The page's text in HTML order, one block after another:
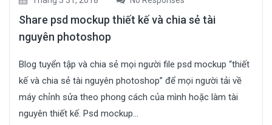
Share psd mockup thiết kế và chia sẻ tài
nguyên photoshop
Blog tuyển tập và chia sẻ mọi người file psd mockup “thiết
kế và chia sẻ tài nguyên photoshop” để mọi người tải về
máy chỉnh sửa theo phong cách của mình hoặc làm tài
nguyên thiết kế. Psd mockup...